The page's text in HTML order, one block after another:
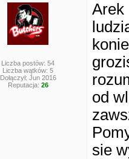
Liczba postów: 54
Liczba wątków: 5
Dołączył: Jun 2016
Reputacja: 26
Arek
od
sie